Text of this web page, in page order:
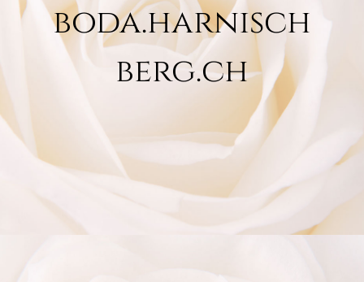
boda.harnisch
berg.ch